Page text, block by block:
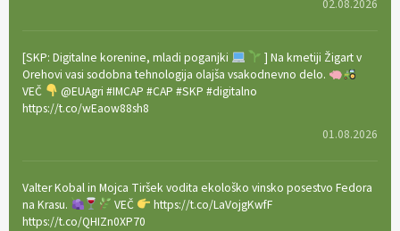
02.08.2026
[SKP: Digitalne korenine, mladi poganjki
] Na kmetiji Žigart v
Orehovi vasi sodobna tehnologija olajša vsakodnevno delo.
VEČ
@EUAgri #IMCAP #CAP #SKP #digitalno
https://t.co/wEaow88sh8
01.08.2026
Valter Kobal in Mojca Tiršek vodita ekološko vinsko posestvo Fedora
na Krasu.
VEČ
https://t.co/LaVojgKwfF
https://t.co/QHIZn0XP70